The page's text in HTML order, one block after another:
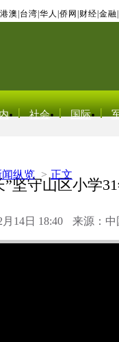
港澳 台湾 华人 侨网 财经 金融
社会 国际
闻纵览 > 正文
坚守山区小学
14日 18:40 来源：中